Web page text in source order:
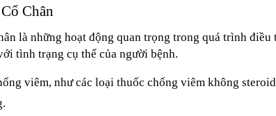
Chân
là những hoạt động quan trọng trong quá trình
tình trạng cụ thể của người bệnh.
viêm, như các loại thuốc chống viêm không